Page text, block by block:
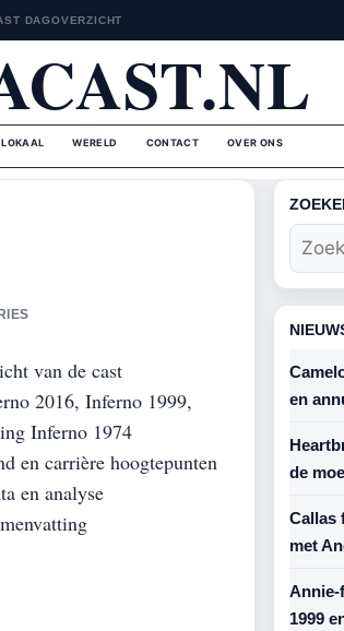
DAGOVERZICHT
LOKAAL WERELD CONTACT OVER ONS
van de cast
2016, Inferno 1999,
Inferno 1974
en carrière hoogtepunten
en analyse
en
de
Callas
met
Annie-
1999